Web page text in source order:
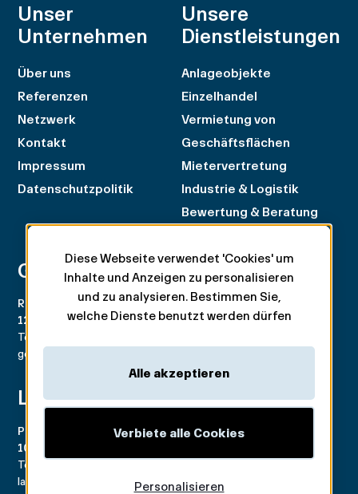
Geneva
Rue du Rhône 100
1204 Genève
Tel. +41 22 707 46 00
geneva@spgpartner.ch
Zürich
Rämistrasse 8
8001 Zürich
Lausanne
Place de la Navigation 14
1007 Lausanne
Tél. +41 21 546 03 00
lausanne@spgpartner.ch
Basel
Aeschengraben 29
Tél. +41 61 225 42 98
basel@spgpartner.ch
Unser
Unternehmen
Über uns
Referenzen
Netzwerk
Kontakt
Impressum
Datenschutzpolitik
Unsere
Dienstleistungen
Anlageobjekte
Einzelhandel
Vermietung von
Geschäftsflächen
Mietervertretung
Industrie & Logistik
Bewertung & Beratung
Diese Webseite verwendet 'Cookies' um
Inhalte und Anzeigen zu personalisieren
und zu analysieren. Bestimmen Sie,
welche Dienste benutzt werden dürfen
Alle akzeptieren
Verbiete alle Cookies
Personalisieren